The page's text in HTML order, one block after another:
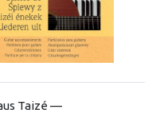
Taizé —